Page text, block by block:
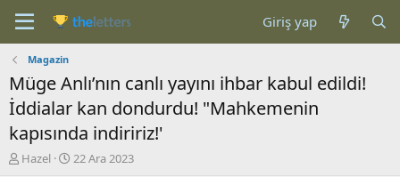
Giriş yap
Magazin
Müge Anlı’nın canlı yayını ihbar kabul edildi!
İddialar kan dondurdu! "Mahkemenin
kapısında indiririz!'
K
Hazel
B
22 Ara 2023